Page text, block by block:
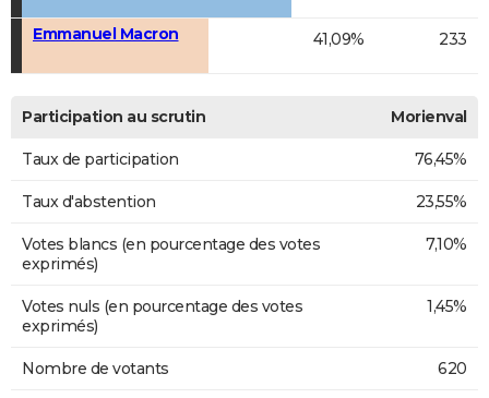
Emmanuel Macron 41,09% 233
Participation au scrutin Morienval
Taux de participation 76,45%
Taux d'abstention 23,55%
Votes blancs (en pourcentage des votes
exprimés)
7,10%
Votes nuls (en pourcentage des votes
exprimés)
1,45%
Nombre de votants 620